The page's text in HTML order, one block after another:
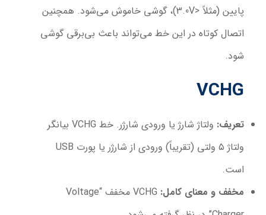
پایین (مثلاً <3.0V)، گوشی خاموش می‌شود. همچنین
اتصال کوتاه در این خط می‌تواند باعث بی‌برقی گوشی
شود.
VCHG
تعریف:
ولتاژ شارژ یا ورودی شارژر. خط VCHG بیانگر
ولتاژ ۵ ولتی (تقریباً) ورودی از شارژر یا پورت USB
است.
مخفف و معنای کامل:
VCHG مخفف “Voltage